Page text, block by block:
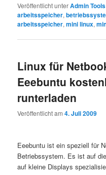
Veröffentlicht unterAdmin Tools
arbeitsspeicher,
arbeitsspeicher,mini linux,
Linux für
Eeebuntu
runterladen
Veröffentlicht am4. Juli 2009
Eeebuntu ist ein speziell für
Betriebssystem. Es ist auf
auf kleine Displays